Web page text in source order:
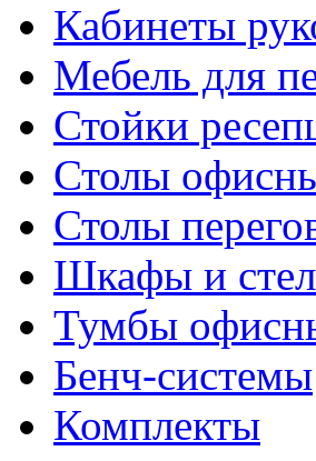
Кабинеты
Мебель для
Стойки
Столы
Столы
Шкафы и
Тумбы
Бенч-системы
Комплекты